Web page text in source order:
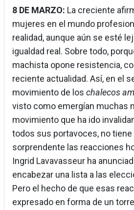
8 DE MARZO: La creciente
mujeres en el mundo
realidad, aunque aún se esté
igualdad real. Sobre todo,
machista opone resistencia,
reciente actualidad. Así, en el
movimiento de los chalecos
visto como emergían muchas
movimiento que ha ido
todos sus portavoces, no tiene
sorprendente las reacciones
Ingrid Lavavasseur ha
encabezar una lista a las
Pero el hecho de que esas
expresado en forma de un